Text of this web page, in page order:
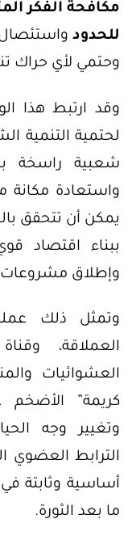
مكافحة الفكر
للحدودواستئصال
وحتمي لأي حراك
وقد ارتبط هذا
لحتمية التنمية
شعبية راسخة
واستعادة مكانة
يمكن أن تتحقق
ببناء اقتصاد
وإطلاق مشروعات
وتمثل ذلك
العملاقة،
العشوائيات
كريمة” الأضخم
وتغيير وجه
الترابط العضوي
أساسية وثابتة
ما بعد الثورة.